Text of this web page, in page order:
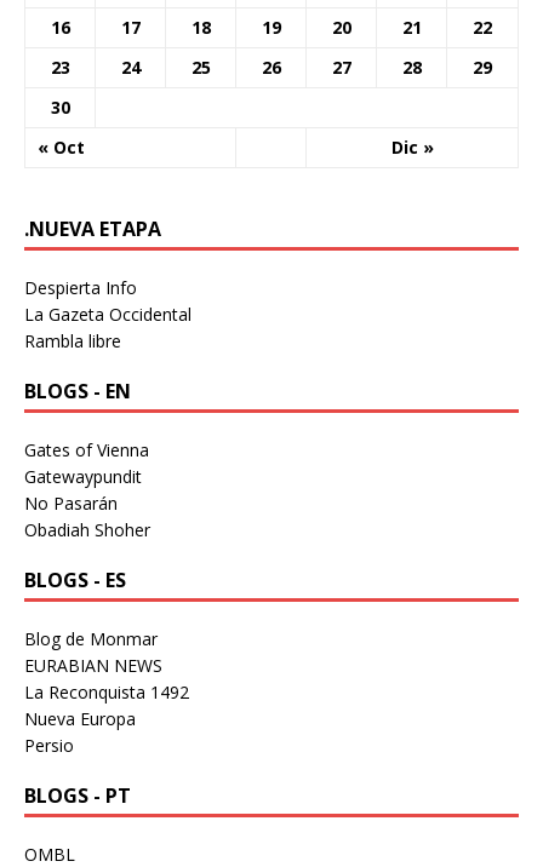
« Oct Dic »
16
17 18 19 20 21
22
23
24 25 26 27 28
29
30
.NUEVA ETAPA
Despierta Info
La Gazeta Occidental
Rambla libre
BLOGS - EN
Gates of Vienna
Gatewaypundit
No Pasarán
Obadiah Shoher
BLOGS - ES
Blog de Monmar
EURABIAN NEWS
La Reconquista 1492
Nueva Europa
Persio
BLOGS - PT
OMBL